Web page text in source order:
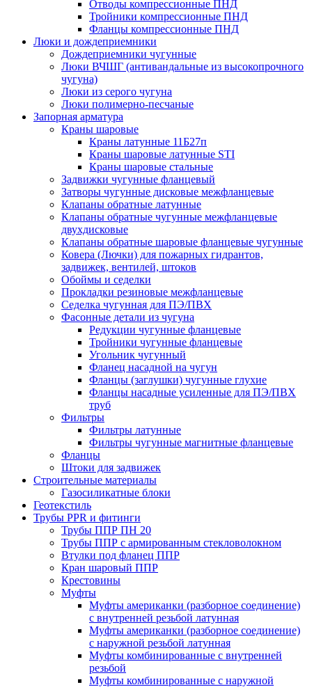
Отводы компрессионные ПНД
Тройники компрессионные ПНД
Фланцы компрессионные ПНД
Люки и дождеприемники
Дождеприемники чугунные
Люки ВЧШГ (антивандальные из высокопрочного
чугуна)
Люки из серого чугуна
Люки полимерно-песчаные
Запорная арматура
Краны шаровые
Краны латунные 11Б27п
Краны шаровые латунные STI
Краны шаровые стальные
Задвижки чугунные фланцевый
Затворы чугунные дисковые межфланцевые
Клапаны обратные латунные
Клапаны обратные чугунные межфланцевые
двухдисковые
Клапаны обратные шаровые фланцевые чугунные
Ковера (Лючки) для пожарных гидрантов,
задвижек, вентилей, штоков
Обоймы и седелки
Прокладки резиновые межфланцевые
Седелка чугунная для ПЭ/ПВХ
Фасонные детали из чугуна
Редукции чугунные фланцевые
Тройники чугунные фланцевые
Угольник чугунный
Фланец насадной на чугун
Фланцы (заглушки) чугунные глухие
Фланцы насадные усиленные для ПЭ/ПВХ
труб
Фильтры
Фильтры латунные
Фильтры чугунные магнитные фланцевые
Фланцы
Штоки для задвижек
Строительные материалы
Газосиликатные блоки
Геотекстиль
Трубы PPR и фитинги
Трубы ППР ПН 20
Трубы ППР с армированным стекловолокном
Втулки под фланец ППР
Кран шаровый ППР
Крестовины
Муфты
Муфты американки (разборное соединение)
с внутренней резьбой латунная
Муфты американки (разборное соединение)
с наружной резьбой латунная
Муфты комбинированные с внутренней
резьбой
Муфты комбинированные с наружной